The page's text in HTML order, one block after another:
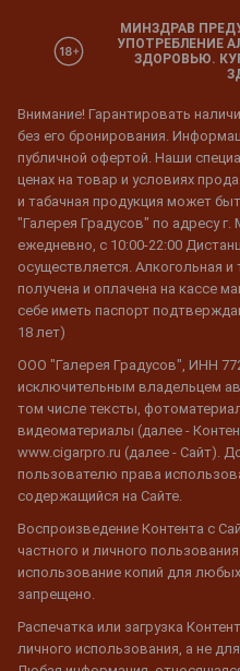
МИНЗДРАВ
УПОТРЕБЛЕНИЕ
ЗДОРОВЬЮ.
Внимание! Гарантировать
без его бронирования.
публичной офертой. Наши
ценах на товар и условиях
и табачная продукция может
"Галерея Градусов" по адресу
ежедневно, с 10:00-22:00
осуществляется. Алкогольная
получена и оплачена на кассе
себе иметь паспорт
18 лет)
ООО "Галерея Градусов", ИНН
исключительным владельцем
том числе тексты,
видеоматериалы (далее -
www.cigarpro.ru (далее - Сайт).
пользователю права
содержащийся на Сайте.
Воспроизведение Контента с
частного и личного
использование копий для любых
запрещено.
Распечатка или загрузка
личного использования, а не